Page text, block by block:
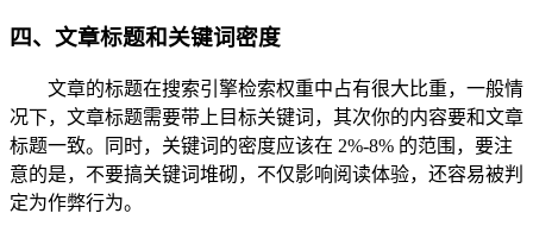
四、文章标题和关键词密度
文章的标题在搜索引擎检索权重中占有很大比重，一般情
况下，文章标题需要带上目标关键词，其次你的内容要和文章
标题一致。同时，关键词的密度应该在 2%-8% 的范围，要注
意的是，不要搞关键词堆砌，不仅影响阅读体验，还容易被判
定为作弊行为。